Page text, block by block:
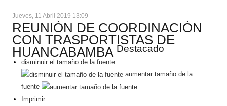
Jueves, 11 Abril 2019 13:09
REUNIÓN DE COORDINACIÓN
CON TRASPORTISTAS DE
HUANCABAMBA Destacado
disminuir el tamaño de la fuente
aumentar tamaño de la
fuente
Imprimir